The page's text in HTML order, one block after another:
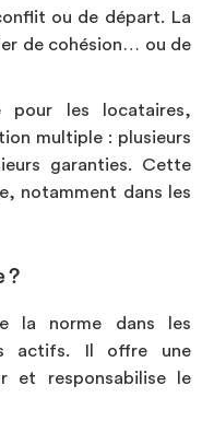
ou de départ. La
de cohésion… ou de
pour les locataires,
multiple : plusieurs
garanties. Cette
notamment dans les
?
la norme dans les
actifs. Il offre une
et responsabilise le